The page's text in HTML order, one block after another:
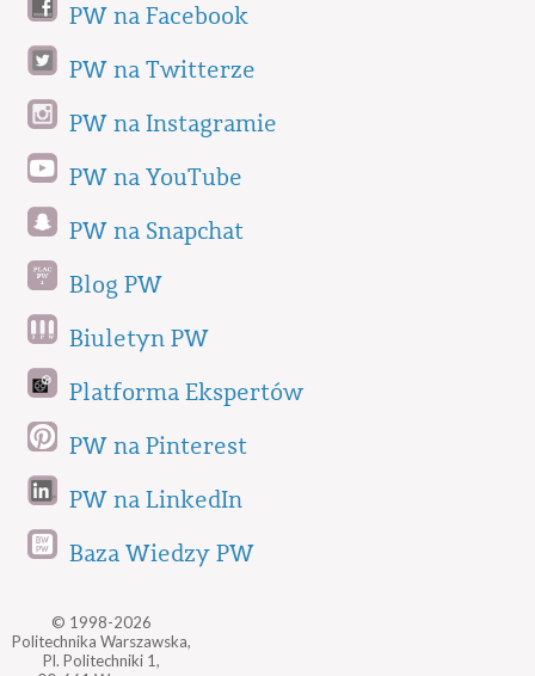
PW na Facebook
PW na Twitterze
PW na Instagramie
PW na YouTube
PW na Snapchat
Blog PW
Biuletyn PW
Platforma Ekspertów
PW na Pinterest
PW na LinkedIn
Baza Wiedzy PW
© 1998-2026
Politechnika Warszawska,
Pl. Politechniki 1,